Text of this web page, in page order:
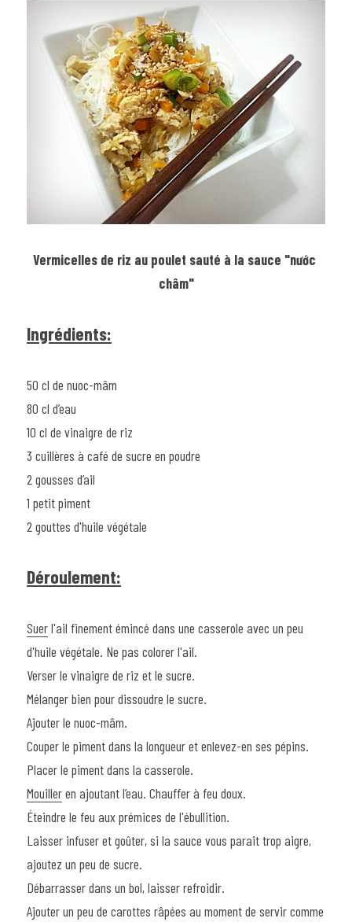
Vermicelles de riz au poulet sauté à la sauce "nước
châm"
Ingrédients:
50 cl de nuoc-mâm
80 cl d’eau
10 cl de vinaigre de riz
3 cuillères à café de sucre en poudre
2 gousses d’ail
1 petit piment
2 gouttes d'huile végétale
Déroulement:
Suer l'ail finement émincé dans une casserole avec un peu
d'huile végétale. Ne pas colorer l'ail.
Verser le vinaigre de riz et le sucre.
Mélanger bien pour dissoudre le sucre.
Ajouter le nuoc-mâm.
Couper le piment dans la longueur et enlevez-en ses pépins.
Placer le piment dans la casserole.
Mouiller en ajoutant l’eau. Chauffer à feu doux.
Éteindre le feu aux prémices de l'ébullition.
Laisser infuser et goûter, si la sauce vous parait trop aigre,
ajoutez un peu de sucre.
Débarrasser dans un bol, laisser refroidir.
Ajouter un peu de carottes râpées au moment de servir comme